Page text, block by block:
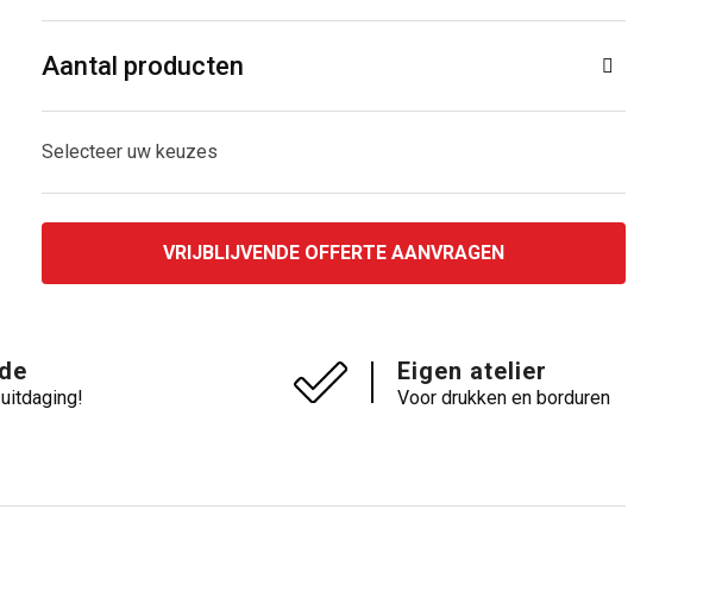
Aantal producten
Selecteer uw keuzes
VRIJBLIJVENDE OFFERTE AANVRAGEN
Eigen atelier
Voor drukken en borduren